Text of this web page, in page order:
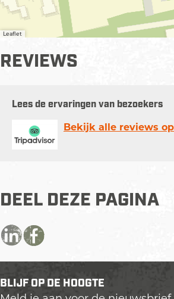
Leaflet
REVIEWS
Lees de ervaringen van bezoekers
Bekijk alle reviews
DEEL DEZE PAGINA
D
l
D
l
l
BLIJF OP DE HOOGTE